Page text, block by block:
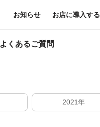
よくあるご質問
お知らせ お店に導入する
2021年